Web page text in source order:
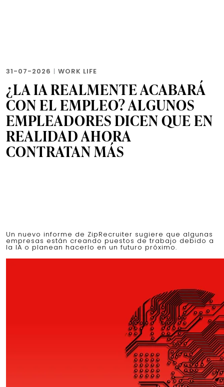
31-07-2026 | WORK LIFE
¿LA IA REALMENTE ACABARÁ
CON EL EMPLEO? ALGUNOS
EMPLEADORES DICEN QUE EN
REALIDAD AHORA
CONTRATAN MÁS
Un nuevo informe de ZipRecruiter sugiere que algunas
empresas están creando puestos de trabajo debido a
la IA o planean hacerlo en un futuro próximo.